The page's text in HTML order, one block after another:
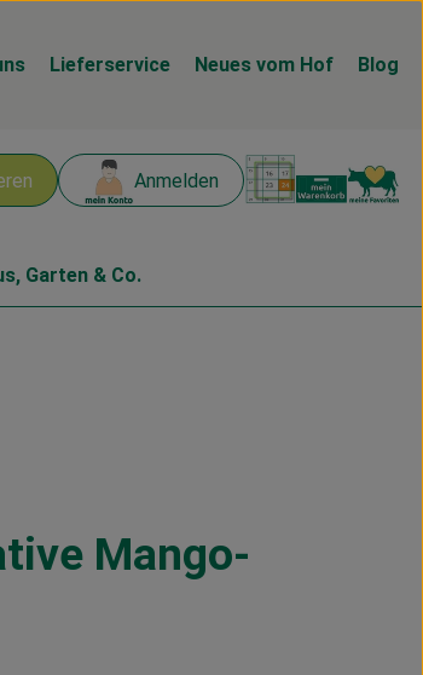
Lieferservice Neues vom Hof Blog
Anmelden
Garten & Co.
Mango-